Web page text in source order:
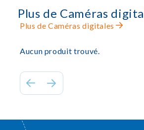
Plus de Caméras
Plus de Caméras digitales
Aucun produit trouvé.